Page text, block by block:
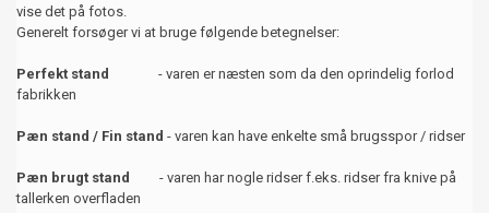
vise det på fotos.
Generelt forsøger vi at bruge følgende betegnelser:
Perfekt stand - varen er næsten som da den oprindelig forlod
fabrikken
Pæn stand / Fin stand - varen kan have enkelte små brugsspor / ridser
Pæn brugt stand
- varen har nogle ridser f.eks. ridser fra knive på
tallerken overfladen